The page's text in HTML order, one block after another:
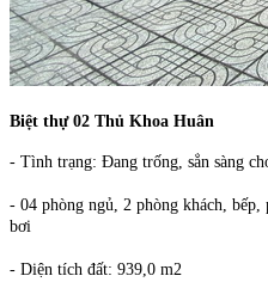
Biệt thự 02 Thủ Khoa Huân
- Tình trạng: Đang trống, sẳn sàng
- 04 phòng ngủ, 2 phòng khách,
bơi
- Diện tích đất: 939,0 m2